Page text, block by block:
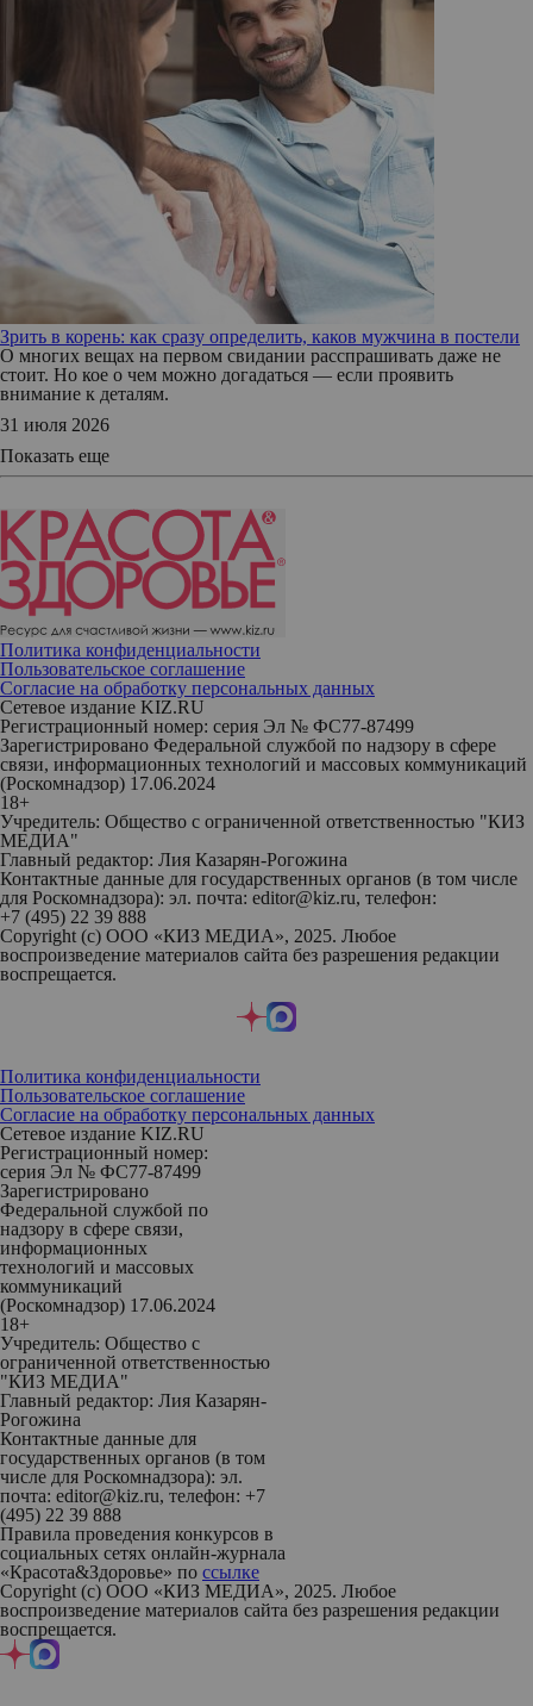
Зрить в корень: как сразу определить, каков мужчина в постели
О многих вещах на первом свидании расспрашивать даже не
стоит. Но кое о чем можно догадаться — если проявить
внимание к деталям.
31 июля 2026
Показать еще
Политика конфиденциальности
Пользовательское соглашение
Согласие на обработку персональных данных
Сетевое издание KIZ.RU
Регистрационный номер: серия Эл № ФС77-87499
Зарегистрировано Федеральной службой по надзору в сфере
связи, информационных технологий и массовых коммуникаций
(Роскомнадзор) 17.06.2024
18+
Учредитель: Общество с ограниченной ответственностью "КИЗ
МЕДИА"
Главный редактор: Лия Казарян-Рогожина
Контактные данные для государственных органов (в том числе
для Роскомнадзора): эл. почта: editor@kiz.ru, телефон:
+7 (495) 22 39 888
Copyright (с) ООО «КИЗ МЕДИА», 2025. Любое
воспроизведение материалов сайта без разрешения редакции
воспрещается.
Политика конфиденциальности
Пользовательское соглашение
Согласие на обработку персональных данных
Сетевое издание KIZ.RU
Регистрационный номер:
серия Эл № ФС77-87499
Зарегистрировано
Федеральной службой по
надзору в сфере связи,
информационных
технологий и массовых
коммуникаций
(Роскомнадзор) 17.06.2024
18+
Учредитель: Общество с
ограниченной ответственностью
"КИЗ МЕДИА"
Главный редактор: Лия Казарян-
Рогожина
Контактные данные для
государственных органов (в том
числе для Роскомнадзора): эл.
почта: editor@kiz.ru, телефон: +7
(495) 22 39 888
Правила проведения конкурсов в
социальных сетях онлайн-журнала
«Красота&Здоровье» по ссылке
Copyright (с) ООО «КИЗ МЕДИА», 2025. Любое
воспроизведение материалов сайта без разрешения редакции
воспрещается.